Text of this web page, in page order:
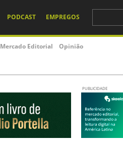
PODCAST EMPREGOS
Mercado Editorial Opinião
PUBLICIDADE